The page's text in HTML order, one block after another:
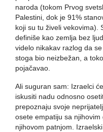
naroda (tokom Prvog
Palestini, dok je 91%
koji su tu živeli vekovima).
definiše kao zemlja bez
videlo nikakav razlog da
stoga bio neizbežan, a
pojačavao.
Ali suguran sam: Izraelci
iskusiti nadu odnosno
prepoznaju svoje
osete empatiju sa
njihovom patnjom.